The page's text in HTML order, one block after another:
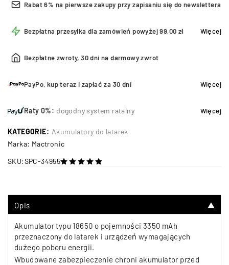
Rabat 6% na pierwsze zakupy przy zapisaniu się do newslettera
Bezpłatna przesyłka dla zamówień powyżej 99,00 zł Więcej
Bezpłatne zwroty, 30 dni na darmowy zwrot
PayPo, kup teraz i zapłać za 30 dni Więcej
Raty 0%: dogodny system ratalny Więcej
KATEGORIE: Akumulatory do latarek
Marka: Mactronic
SKU:SPC-34955
Opis ▼
Akumulator typu 18650 o pojemności 3350 mAh
przeznaczony do latarek i urządzeń wymagających
dużego poboru energii.
Wbudowane zabezpieczenie chroni akumulator przed